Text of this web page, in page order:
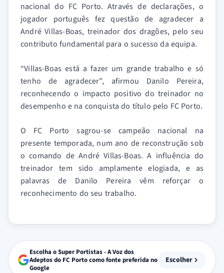
nacional do FC Porto. Através de declarações, o
jogador português fez questão de agradecer a
André Villas-Boas, treinador dos dragões, pelo seu
contributo fundamental para o sucesso da equipa.
“Villas-Boas está a fazer um grande trabalho e só
tenho de agradecer”, afirmou Danilo Pereira,
reconhecendo o impacto positivo do treinador no
desempenho e na conquista do título pelo FC Porto.
O FC Porto sagrou-se campeão nacional na
presente temporada, num ano de reconstrução sob
o comando de André Villas-Boas. A influência do
treinador tem sido amplamente elogiada, e as
palavras de Danilo Pereira vêm reforçar o
reconhecimento do seu trabalho.
Escolha o Super Portistas - A Voz dos
Adeptos do FC Porto como fonte preferida no
Google
Escolher